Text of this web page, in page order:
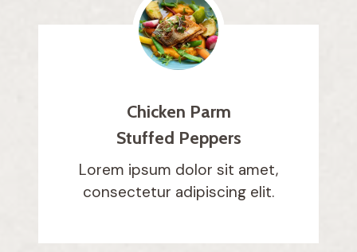
Chicken Parm
Stuffed Peppers
Lorem ipsum dolor sit amet,
consectetur adipiscing elit.